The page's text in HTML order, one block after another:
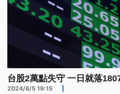
台股2萬點失守 一日就落
2024/8/5 19:15